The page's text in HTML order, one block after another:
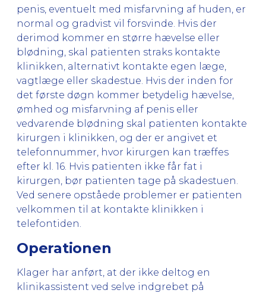
penis, eventuelt med misfarvning af huden, er
normal og gradvist vil forsvinde. Hvis der
derimod kommer en større hævelse eller
blødning, skal patienten straks kontakte
klinikken, alternativt kontakte egen læge,
vagtlæge eller skadestue. Hvis der inden for
det første døgn kommer betydelig hævelse,
ømhed og misfarvning af penis eller
vedvarende blødning skal patienten kontakte
kirurgen i klinikken, og der er angivet et
telefonnummer, hvor kirurgen kan træffes
efter kl. 16. Hvis patienten ikke får fat i
kirurgen, bør patienten tage på skadestuen.
Ved senere opståede problemer er patienten
velkommen til at kontakte klinikken i
telefontiden.
Operationen
Klager har anført, at der ikke deltog en
klinikassistent ved selve indgrebet på